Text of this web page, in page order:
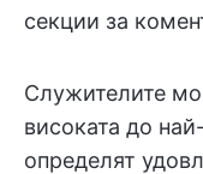
секции за
Служителите
високата до
определят